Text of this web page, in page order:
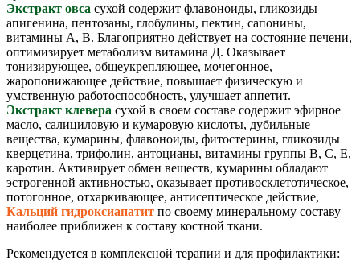
Экстракт овса сухой содержит флавоноиды, гликозиды
апигенина, пентозаны, глобулины, пектин, сапонины,
витамины А, В. Благоприятно действует на состояние печени,
оптимизирует метаболизм витамина Д. Оказывает
тонизирующее, общеукрепляющее, мочегонное,
жаропонижающее действие, повышает физическую и
умственную работоспособность, улучшает аппетит.
Экстракт клевера сухой в своем составе содержит эфирное
масло, салициловую и кумаровую кислоты, дубильные
вещества, кумарины, флавоноиды, фитостерины, гликозиды
кверцетина, трифолин, антоцианы, витамины группы В, С, Е,
каротин. Активирует обмен веществ, кумарины обладают
эстрогенной активностью, оказывает противосклетотическое,
потогонное, отхаркивающее, антисептическое действие,
Кальций гидроксиапатит по своему минеральному составу
наиболее приближен к составу костной ткани.
Рекомендуется в комплексной терапии и для профилактики: